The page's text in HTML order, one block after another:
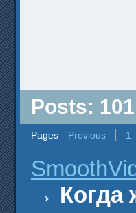
Posts:
Pages Previous 1
→ Когда